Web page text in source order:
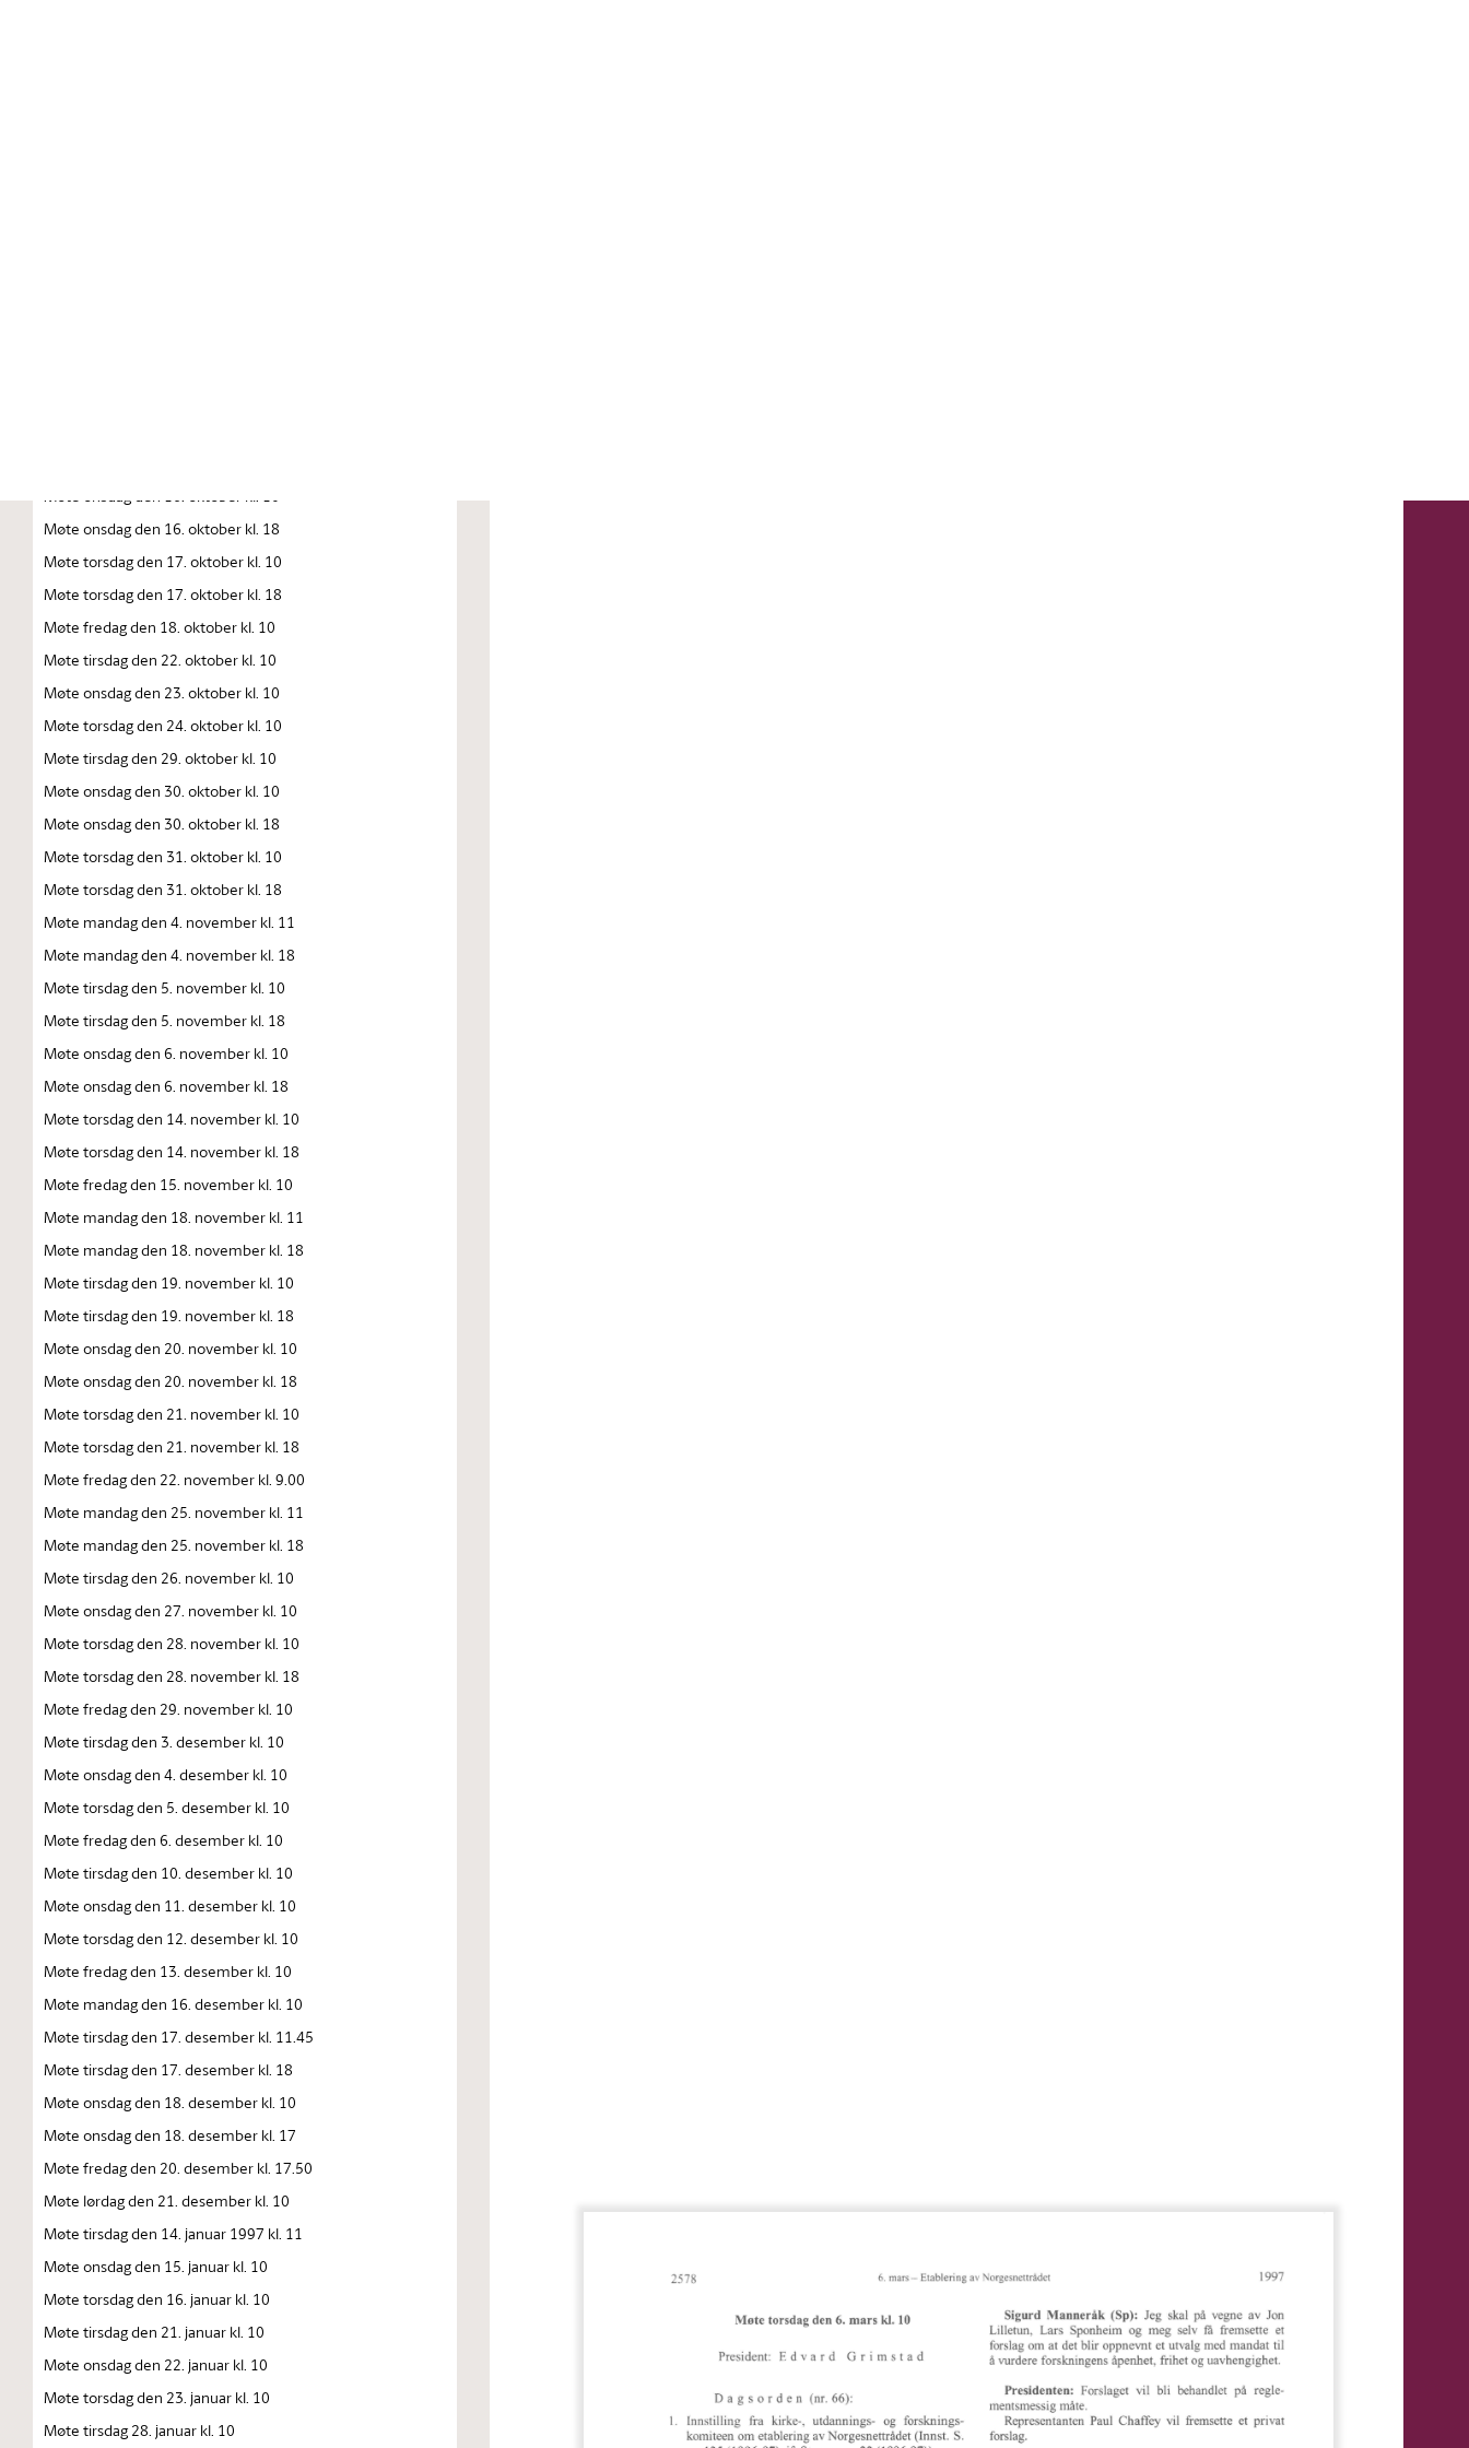
Møte onsdag den 16. oktober kl. 10
Møte onsdag den 16. oktober kl. 18
Møte torsdag den 17. oktober kl. 10
Møte torsdag den 17. oktober kl. 18
Møte fredag den 18. oktober kl. 10
Møte tirsdag den 22. oktober kl. 10
Møte onsdag den 23. oktober kl. 10
Møte torsdag den 24. oktober kl. 10
Møte tirsdag den 29. oktober kl. 10
Møte onsdag den 30. oktober kl. 10
Møte onsdag den 30. oktober kl. 18
Møte torsdag den 31. oktober kl. 10
Møte torsdag den 31. oktober kl. 18
Møte mandag den 4. november kl. 11
Møte mandag den 4. november kl. 18
Møte tirsdag den 5. november kl. 10
Møte tirsdag den 5. november kl. 18
Møte onsdag den 6. november kl. 10
Møte onsdag den 6. november kl. 18
Møte torsdag den 14. november kl. 10
Møte torsdag den 14. november kl. 18
Møte fredag den 15. november kl. 10
Møte mandag den 18. november kl. 11
Møte mandag den 18. november kl. 18
Møte tirsdag den 19. november kl. 10
Møte tirsdag den 19. november kl. 18
Møte onsdag den 20. november kl. 10
Møte onsdag den 20. november kl. 18
Møte torsdag den 21. november kl. 10
Møte torsdag den 21. november kl. 18
Møte fredag den 22. november kl. 9.00
Møte mandag den 25. november kl. 11
Møte mandag den 25. november kl. 18
Møte tirsdag den 26. november kl. 10
Møte onsdag den 27. november kl. 10
Møte torsdag den 28. november kl. 10
Møte torsdag den 28. november kl. 18
Møte fredag den 29. november kl. 10
Møte tirsdag den 3. desember kl. 10
Møte onsdag den 4. desember kl. 10
Møte torsdag den 5. desember kl. 10
Møte fredag den 6. desember kl. 10
Møte tirsdag den 10. desember kl. 10
Møte onsdag den 11. desember kl. 10
Møte torsdag den 12. desember kl. 10
Møte fredag den 13. desember kl. 10
Møte mandag den 16. desember kl. 10
Møte tirsdag den 17. desember kl. 11.45
Møte tirsdag den 17. desember kl. 18
Møte onsdag den 18. desember kl. 10
Møte onsdag den 18. desember kl. 17
Møte fredag den 20. desember kl. 17.50
Møte lørdag den 21. desember kl. 10
Møte tirsdag den 14. januar 1997 kl. 11
Møte onsdag den 15. januar kl. 10
Møte torsdag den 16. januar kl. 10
Møte tirsdag den 21. januar kl. 10
Møte onsdag den 22. januar kl. 10
Møte torsdag den 23. januar kl. 10
Møte tirsdag 28. januar kl. 10